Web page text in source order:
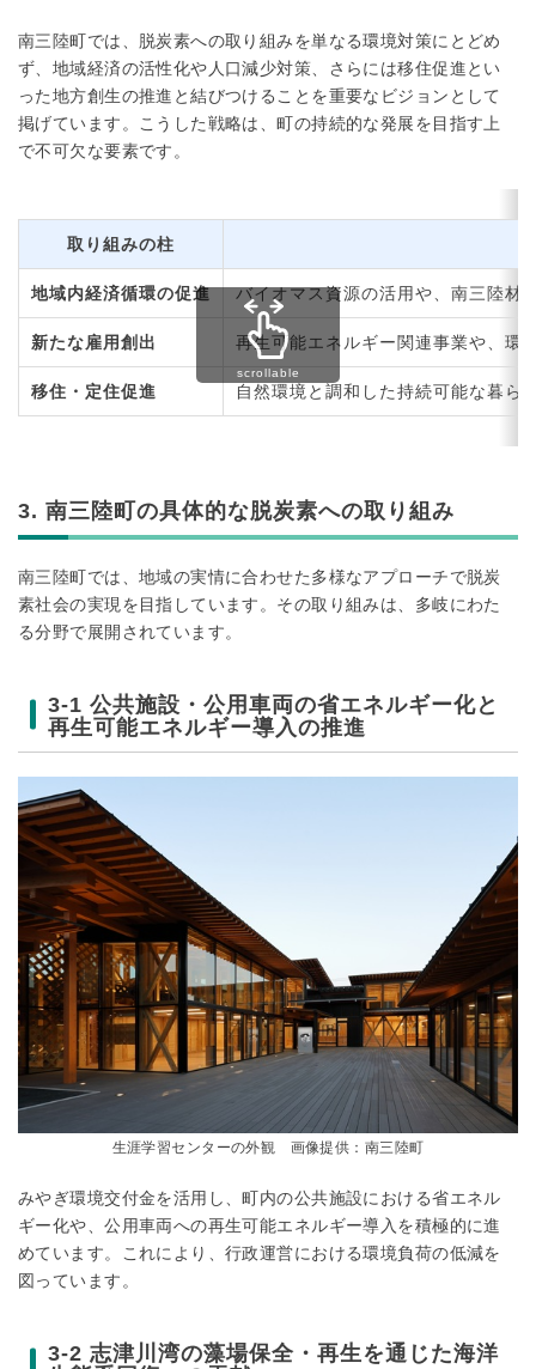
南三陸町では、脱炭素への取り組みを単なる環境対策にとどめ
ず、地域経済の活性化や人口減少対策、さらには移住促進とい
った地方創生の推進と結びつけることを重要なビジョンとして
掲げています。こうした戦略は、町の持続的な発展を目指す上
で不可欠な要素です。
取り組みの柱
地域内経済循環の促進 バイオマス資源の活用や、南三陸材
新たな雇用創出 再生可能エネルギー関連事業や、環
移住・定住促進 自然環境と調和した持続可能な暮ら
3. 南三陸町の具体的な脱炭素への取り組み
南三陸町では、地域の実情に合わせた多様なアプローチで脱炭
素社会の実現を目指しています。その取り組みは、多岐にわた
る分野で展開されています。
3-1 公共施設・公用車両の省エネルギー化と
再生可能エネルギー導入の推進
生涯学習センターの外観 画像提供：南三陸町
みやぎ環境交付金を活用し、町内の公共施設における省エネル
ギー化や、公用車両への再生可能エネルギー導入を積極的に進
めています。これにより、行政運営における環境負荷の低減を
図っています。
3-2 志津川湾の藻場保全・再生を通じた海洋